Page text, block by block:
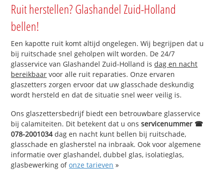
Ruit herstellen? Glashandel Zuid-Holland
bellen!
Een kapotte ruit komt altijd ongelegen. Wij begrijpen dat u
bij ruitschade snel geholpen wilt worden. De 24/7
glasservice van Glashandel Zuid-Holland isdag en nacht
bereikbaar voor alle ruit reparaties. Onze ervaren
glaszetters zorgen ervoor dat uw glasschade deskundig
wordt hersteld en dat de situatie snel weer veilig is.
Ons glaszettersbedrijf biedt een betrouwbare glasservice
bij calamiteiten. Dit betekent dat u onsservicenummer ☎
078-2001034dag en nacht kunt bellen bij ruitschade,
glasschade en glasherstel na inbraak. Ook voor algemene
informatie over glashandel, dubbel glas, isolatieglas,
glasbewerking ofonze tarieven »